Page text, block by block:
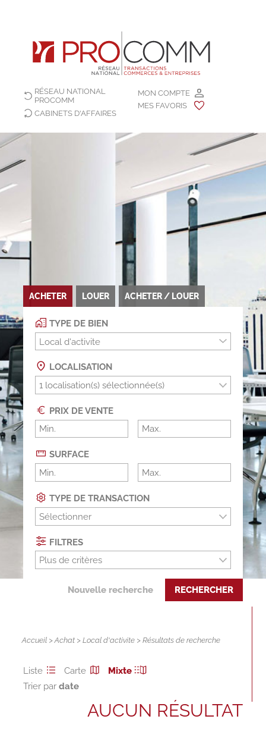
MON COMPTE
MES FAVORIS
RÉSEAU NATIONAL
PROCOMM
CABINETS D'AFFAIRES
ACHETER LOUER ACHETER / LOUER
TYPE DE BIEN
Local d'activite
LOCALISATION
PRIX DE VENTE
SURFACE
TYPE DE TRANSACTION
Sélectionner
FILTRES
Plus de critères
Nouvelle recherche RECHERCHER
Accueil >Achat >Local d'activite > Résultats de recherche
Liste Carte
Mixte
Trier par
AUCUN RÉSULTAT